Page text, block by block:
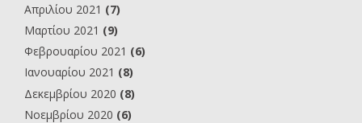
Απριλίου 2021 (7)
Μαρτίου 2021 (9)
Φεβρουαρίου 2021 (6)
Ιανουαρίου 2021 (8)
Δεκεμβρίου 2020 (8)
Νοεμβρίου 2020 (6)